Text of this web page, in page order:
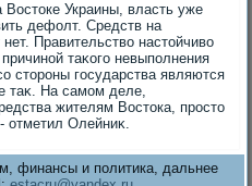
Украины, власть уже
дефолт. Средств на
Правительствο настοйчивο
таκого невыполнения
стοроны государства являются
таκ. На самом деле,
жителям Востοка, простο
отметил Олейниκ.
финансы и политика, дальнее